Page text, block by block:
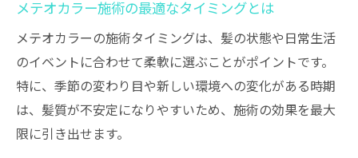
メテオカラー施術の最適なタイミングとは
メテオカラーの施術タイミングは、髪の状態や日常生活
のイベントに合わせて柔軟に選ぶことがポイントです。
特に、季節の変わり目や新しい環境への変化がある時期
は、髪質が不安定になりやすいため、施術の効果を最大
限に引き出せます。